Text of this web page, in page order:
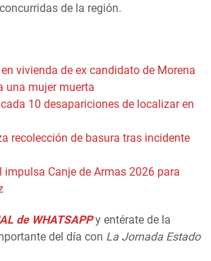
de la región.
vivienda de ex candidato de Morena
una mujer muerta
10 desapariciones de localizar en
recolección de basura tras incidente
impulsa Canje de Armas 2026 para
de WHATSAPP y entérate de la
del día con La Jornada Estado